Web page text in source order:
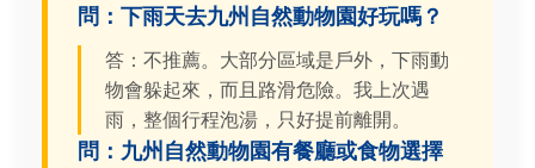
問：下雨天去九州自然動物園好玩嗎？
答：不推薦。大部分區域是戶外，下雨動
物會躲起來，而且路滑危險。我上次遇
雨，整個行程泡湯，只好提前離開。
問：九州自然動物園有餐廳或食物選擇